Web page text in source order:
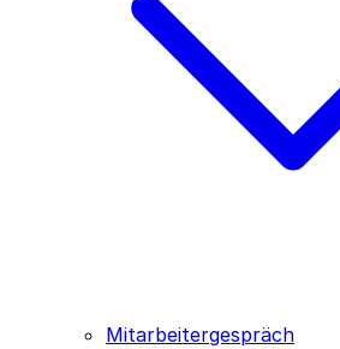
Mitarbeitergespräch